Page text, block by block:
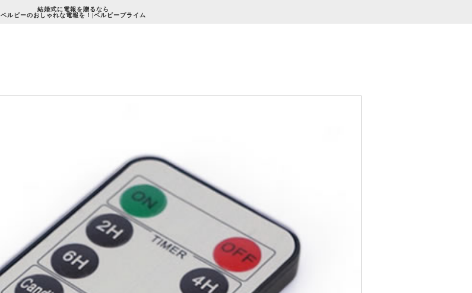
結婚式に電報を贈るなら
ベルビーのおしゃれな電報を！|ベルビープライム